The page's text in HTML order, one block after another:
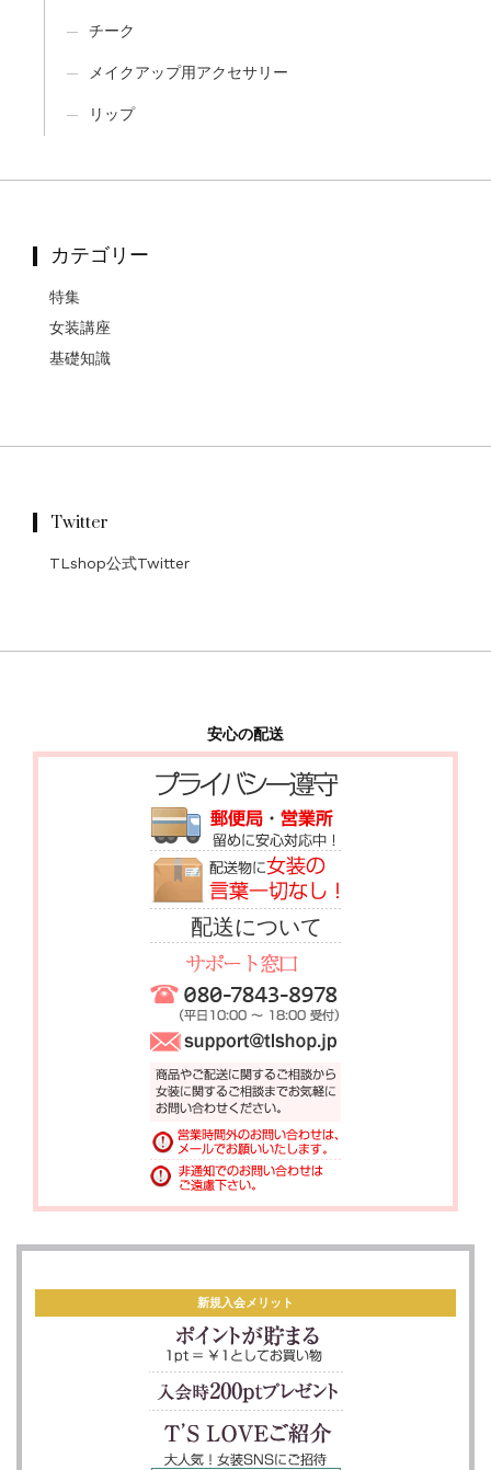
チーク
メイクアップ用アクセサリー
リップ
カテゴリー
特集
女装講座
基礎知識
Twitter
TLshop公式Twitter
安心の配送
配送について
新規入会メリット